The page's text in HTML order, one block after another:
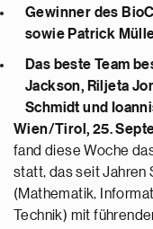
Gewinner des
sowie Patrick
Das beste Team
Jackson, Riljeta
Schmidt und
Wien/Tirol, 25.
fand diese Woche
statt, das seit Jahren
(Mathematik,
Technik) mit